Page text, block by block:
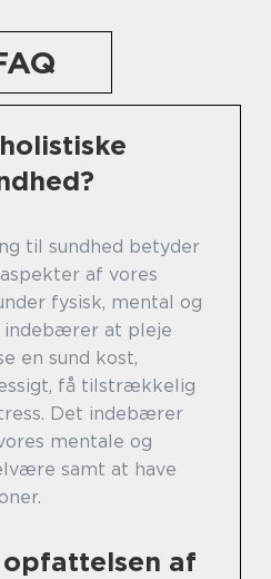
til sundhed betyder
af vores
fysisk, mental og
indebærer at pleje
en sund kost,
få tilstrækkelig
Det indebærer
mentale og
samt at have
af